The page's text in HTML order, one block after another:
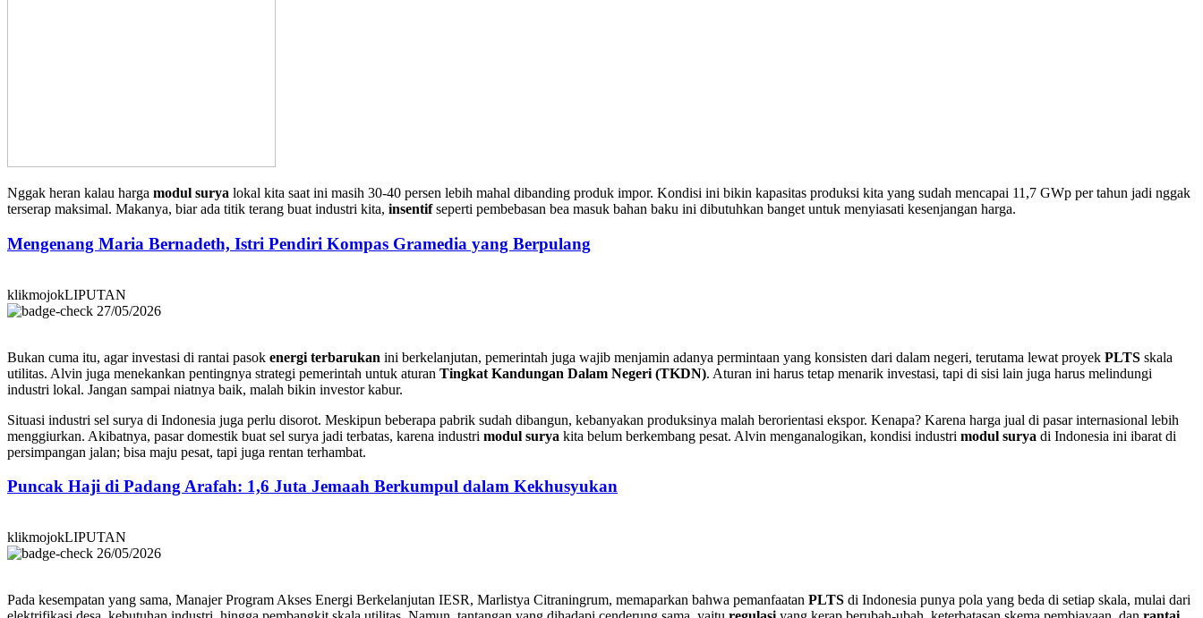
Nggak heran kalau harga modul surya lokal kita saat ini masih 30-40 persen lebih mahal dibanding produk impor. Kondisi ini bikin kapasitas produksi kita yang sudah mencapai 11,7 GWp per tahun jadi nggak
terserap maksimal. Makanya, biar ada titik terang buat industri kita, insentifseperti pembebasan bea masuk bahan baku ini dibutuhkan banget untuk menyiasati kesenjangan harga.
Mengenang Maria Bernadeth, Istri Pendiri Kompas Gramedia yang Berpulang
klikmojokLIPUTAN
27/05/2026
Bukan cuma itu, agar investasi di rantai pasok energi terbarukan ini berkelanjutan, pemerintah juga wajib menjamin adanya permintaan yang konsisten dari dalam negeri, terutama lewat proyek PLTS skala
utilitas. Alvin juga menekankan pentingnya strategi pemerintah untuk aturan Tingkat Kandungan Dalam Negeri (TKDN). Aturan ini harus tetap menarik investasi, tapi di sisi lain juga harus melindungi
industri lokal. Jangan sampai niatnya baik, malah bikin investor kabur.
Situasi industri sel surya di Indonesia juga perlu disorot. Meskipun beberapa pabrik sudah dibangun, kebanyakan produksinya malah berorientasi ekspor. Kenapa? Karena harga jual di pasar internasional lebih
menggiurkan. Akibatnya, pasar domestik buat sel surya jadi terbatas, karena industri modul surya kita belum berkembang pesat. Alvin menganalogikan, kondisi industri modul surya di Indonesia ini ibarat di
persimpangan jalan; bisa maju pesat, tapi juga rentan terhambat.
Puncak Haji di Padang Arafah: 1,6 Juta Jemaah Berkumpul dalam Kekhusyukan
klikmojokLIPUTAN
26/05/2026
Pada kesempatan yang sama, Manajer Program Akses Energi Berkelanjutan IESR, Marlistya Citraningrum, memaparkan bahwa pemanfaatan PLTS di Indonesia punya pola yang beda di setiap skala, mulai dari